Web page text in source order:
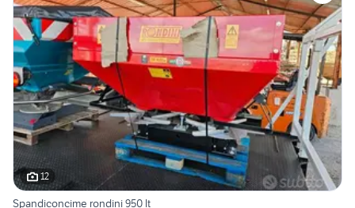
12
Spandiconcime rondini 950 lt